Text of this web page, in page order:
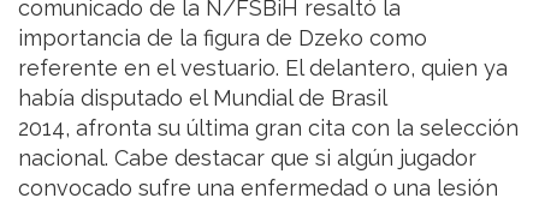
comunicado de la N/FSBiH resaltó la
importancia de la figura de Dzeko como
referente en el vestuario. El delantero, quien ya
había disputado el Mundial de Brasil
2014, afronta su última gran cita con la selección
nacional. Cabe destacar que si algún jugador
convocado sufre una enfermedad o una lesión